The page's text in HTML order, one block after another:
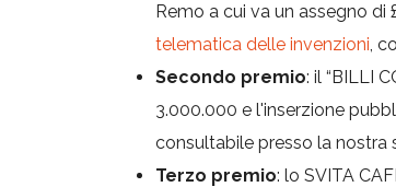
Remo a cui va un assegno
telematica delle invenzioni,
Secondo premio: il “BILLI
3.000.000 e l'inserzione
consultabile presso la nostra
Terzo premio: lo SVITA